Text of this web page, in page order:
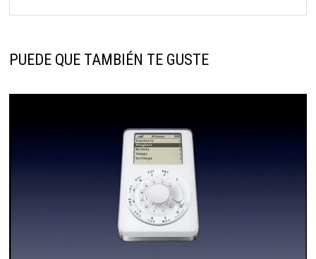
PUEDE QUE TAMBIÉN TE GUSTE